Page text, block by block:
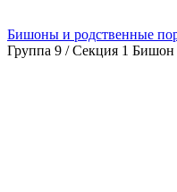
Бишоны и родственные
Группа 9 / Секция 1